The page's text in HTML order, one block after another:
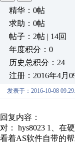
精华：0帖
求助：0帖
帖子：2帖 | 14回
年度积分：0
历史总积分：24
注册：2016年4月
发表于：2016-10-08
回复内容：
对： hys8023 1、在
看着AS软件自带的